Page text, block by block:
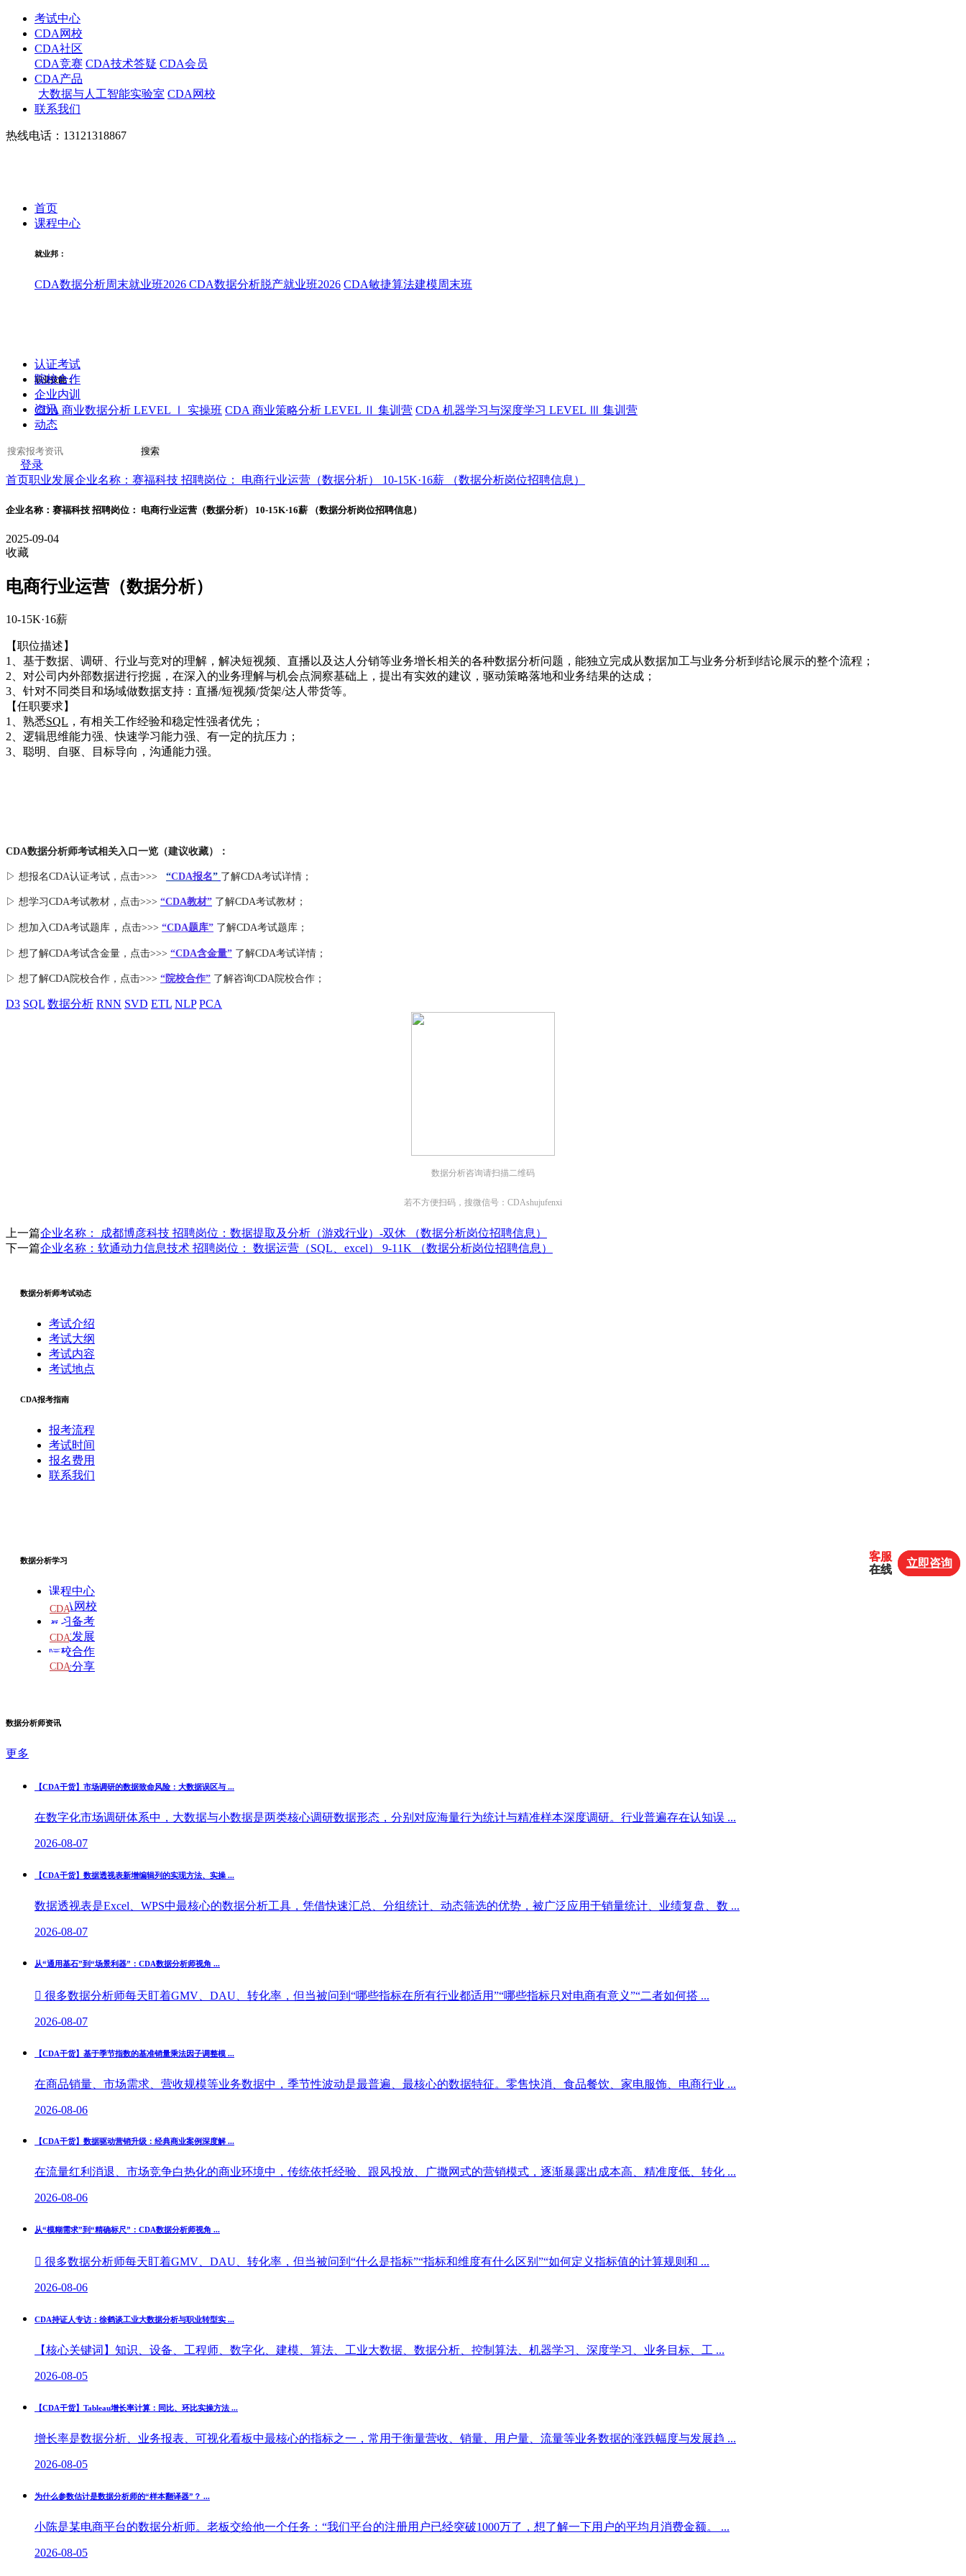
考试中心
CDA网校
CDA社区
CDA竞赛 CDA技术答疑 CDA会员
CDA产品
大数据与人工智能实验室 CDA网校
联系我们
热线电话：13121318867
首页
课程中心
就业邦：
CDA数据分析周末就业班2026 CDA数据分析脱产就业班2026 CDA敏捷算法建模周末班
职业技能：
CDA 商业数据分析 LEVEL Ⅰ 实操班 CDA 商业策略分析 LEVEL Ⅱ 集训营 CDA 机器学习与深度学习 LEVEL Ⅲ 集训营
认证考试
院校合作
企业内训
资讯
动态
搜索
登录
首页职业发展企业名称：赛福科技 招聘岗位： 电商行业运营（数据分析） 10-15K·16薪 （数据分析岗位招聘信息）
企业名称：赛福科技 招聘岗位： 电商行业运营（数据分析） 10-15K·16薪 （数据分析岗位招聘信息）
2025-09-04
收藏
电商行业运营（数据分析）
10-15K·16薪
【职位描述】
1、基于数据、调研、行业与竞对的理解，解决短视频、直播以及达人分销等业务增长相关的各种数据分析问题，能独立完成从数据加工与业务分析到结论展示的整个流程；
2、对公司内外部数据进行挖掘，在深入的业务理解与机会点洞察基础上，提出有实效的建议，驱动策略落地和业务结果的达成；
3、针对不同类目和场域做数据支持：直播/短视频/货架/达人带货等。
【任职要求】
1、熟悉SQL ，有相关工作经验和稳定性强者优先；
2、逻辑思维能力强、快速学习能力强、有一定的抗压力；
3、聪明、自驱、目标导向，沟通能力强。
CDA数据分析师考试相关入口一览（建议收藏）：
▷ 想报名CDA认证考试，点击>>> “CDA报名” 了解CDA考试详情；
▷ 想学习CDA考试教材，点击>>> “CDA教材” 了解CDA考试教材；
▷ 想加入CDA考试题库 ， 点击>>> “CDA题库” 了解CDA考试题库；
▷ 想了解CDA考试含金量 ，点击>>> “CDA含金量” 了解CDA考试详情；
▷ 想了解CDA院校合作 ，点击>>> “院校合作” 了解咨询CDA院校合作；
D3 SQL 数据分析 RNN SVD ETL NLP PCA
数据分析咨询请扫描二维码
若不方便扫码，搜微信号：CDAshujufenxi
上一篇企业名称： 成都博彦科技 招聘岗位：数据提取及分析（游戏行业）-双休 （数据分析岗位招聘信息）
下一篇企业名称：软通动力信息技术 招聘岗位： 数据运营（SQL、excel） 9-11K （数据分析岗位招聘信息）
数据分析师考试动态
考试介绍
考试大纲
考试内容
考试地点
CDA报考指南
报考流程
考试时间
报名费用
联系我们
数据分析学习
课程中心
CDA网校
复习备考
职业发展
院校合作
经验分享
数据分析师资讯
更多
【CDA干货】市场调研的数据致命风险：大数据误区与 ...
在数字化市场调研体系中，大数据与小数据是两类核心调研数据形态，分别对应海量行为统计与精准样本深度调研。行业普遍存在认知误 ...
2026-08-07
【CDA干货】数据透视表新增编辑列的实现方法、实操 ...
数据透视表是Excel、WPS中最核心的数据分析工具，凭借快速汇总、分组统计、动态筛选的优势，被广泛应用于销量统计、业绩复盘、数 ...
2026-08-07
从“通用基石”到“场景利器”：CDA数据分析师视角 ...
 很多数据分析师每天盯着GMV、DAU、转化率，但当被问到“哪些指标在所有行业都适用”“哪些指标只对电商有意义”“二者如何搭 ...
2026-08-07
【CDA干货】基于季节指数的基准销量乘法因子调整模 ...
在商品销量、市场需求、营收规模等业务数据中，季节性波动是最普遍、最核心的数据特征。零售快消、食品餐饮、家电服饰、电商行业 ...
2026-08-06
【CDA干货】数据驱动营销升级：经典商业案例深度解 ...
在流量红利消退、市场竞争白热化的商业环境中，传统依托经验、跟风投放、广撒网式的营销模式，逐渐暴露出成本高、精准度低、转化 ...
2026-08-06
从“模糊需求”到“精确标尺”：CDA数据分析师视角 ...
 很多数据分析师每天盯着GMV、DAU、转化率，但当被问到“什么是指标”“指标和维度有什么区别”“如何定义指标值的计算规则和 ...
2026-08-06
CDA持证人专访：徐鹤谈工业大数据分析与职业转型实 ...
【核心关键词】知识、设备、工程师、数字化、建模、算法、工业大数据、数据分析、控制算法、机器学习、深度学习、业务目标、工 ...
2026-08-05
【CDA干货】Tableau增长率计算：同比、环比实操方法 ...
增长率是数据分析、业务报表、可视化看板中最核心的指标之一，常用于衡量营收、销量、用户量、流量等业务数据的涨跌幅度与发展趋 ...
2026-08-05
为什么参数估计是数据分析师的“样本翻译器”？ ...
小陈是某电商平台的数据分析师。老板交给他一个任务：“我们平台的注册用户已经突破1000万了，想了解一下用户的平均月消费金额。 ...
2026-08-05
CDA
教材
CDA
题库
CDA
客服
在线
立即咨询
客服
在线
立即咨询